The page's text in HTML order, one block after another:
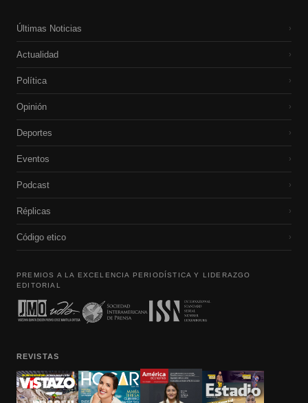
Últimas Noticias ›
Actualidad ›
Política ›
Opinión ›
Deportes ›
Eventos ›
Podcast ›
Réplicas ›
Código etico ›
PREMIOS A LA EXCELENCIA PERIODÍSTICA Y LIDERAZGO
EDITORIAL
REVISTAS